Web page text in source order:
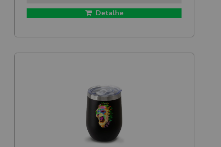
Detalhe